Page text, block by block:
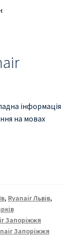
інформація
на мовах
, Ryanair Львів,
Запоріжжя
Запоріжжя